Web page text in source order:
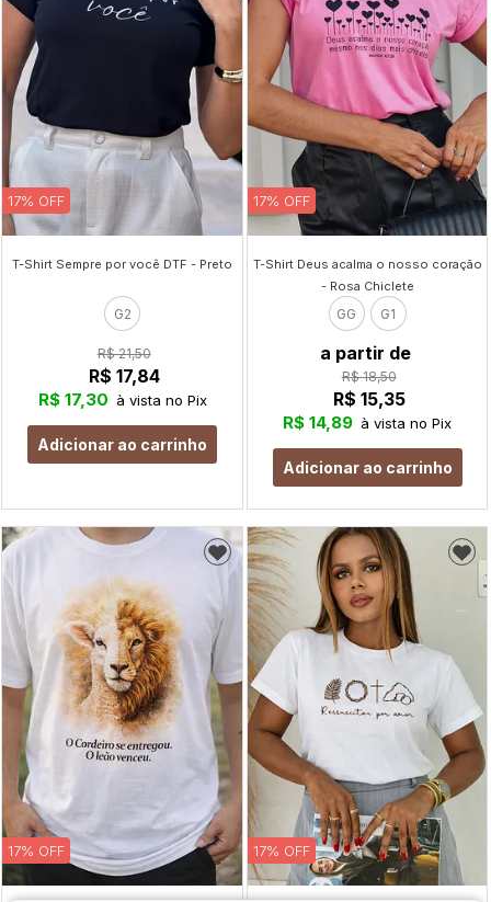
17% OFF
T-Shirt Sempre por você DTF - Preto
G2
R$ 21,50
R$ 17,84
R$ 17,30 à vista no Pix
Adicionar ao carrinho
17% OFF
T-Shirt Deus acalma o nosso coração
- Rosa Chiclete
GG G1
a partir de
R$ 18,50
R$ 15,35
R$ 14,89 à vista no Pix
Adicionar ao carrinho
17% OFF 17% OFF